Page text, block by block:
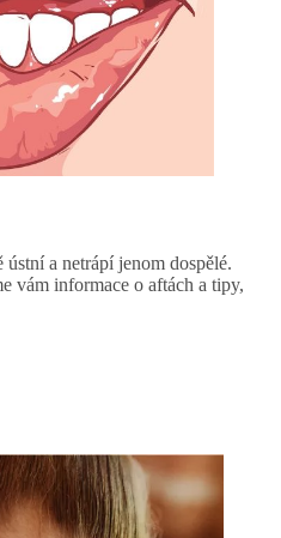
a netrápí jenom dospělé.
vám informace o aftách a tipy,